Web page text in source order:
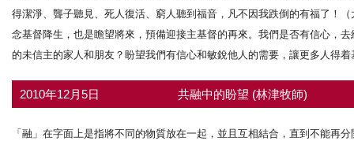
得潔淨、聾子聽見、死人復活、窮人聽到福音，凡不因我跌倒的有福了！
念基督降生，也是瞻望將來，預備迎接主基督的再來。我們是否有信心，
的未信主的家人和朋友？盼望我們有信心和敏銳他人的需要，讓更多人得
2010年12月5日 共融中的盼望 (林津牧師)
「融」在字面上是指將不同的物質放在一起，並且互相結合，直到不能再